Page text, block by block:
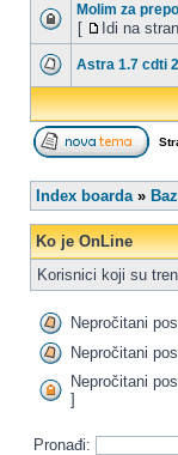
Molim za
[ Idi na
Astra 1.7 cdti
Index boarda»
Ko je OnLine
Korisnici koji su
Nepročitani
Nepročitani
Nepročitani
]
Pronađi: